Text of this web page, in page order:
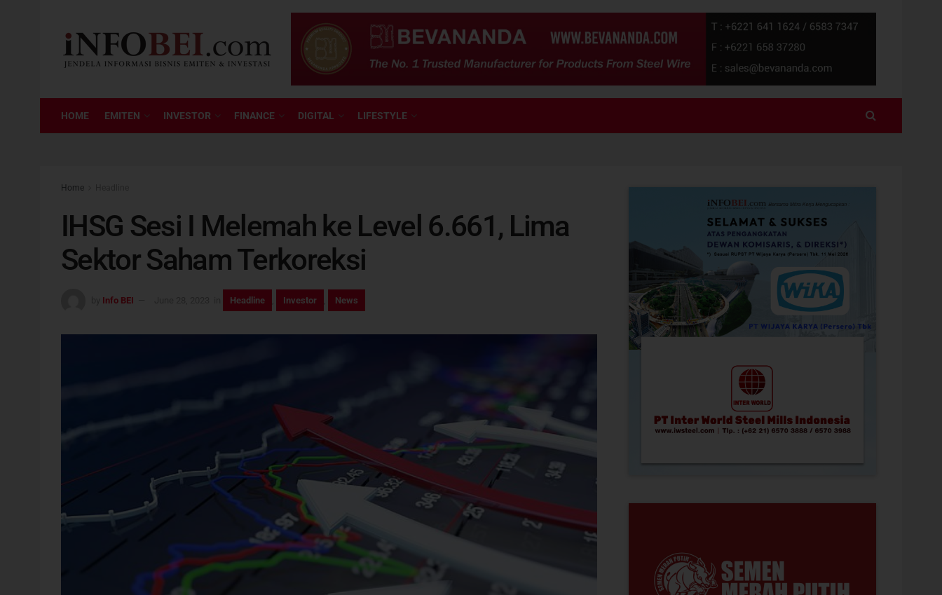
HOME EMITEN INVESTOR FINANCE DIGITAL LIFESTYLE
Home
IHSG Sesi I Melemah ke Level 6.661, Lima
Sektor Saham Terkoreksi
Info BEI Headline Investor News